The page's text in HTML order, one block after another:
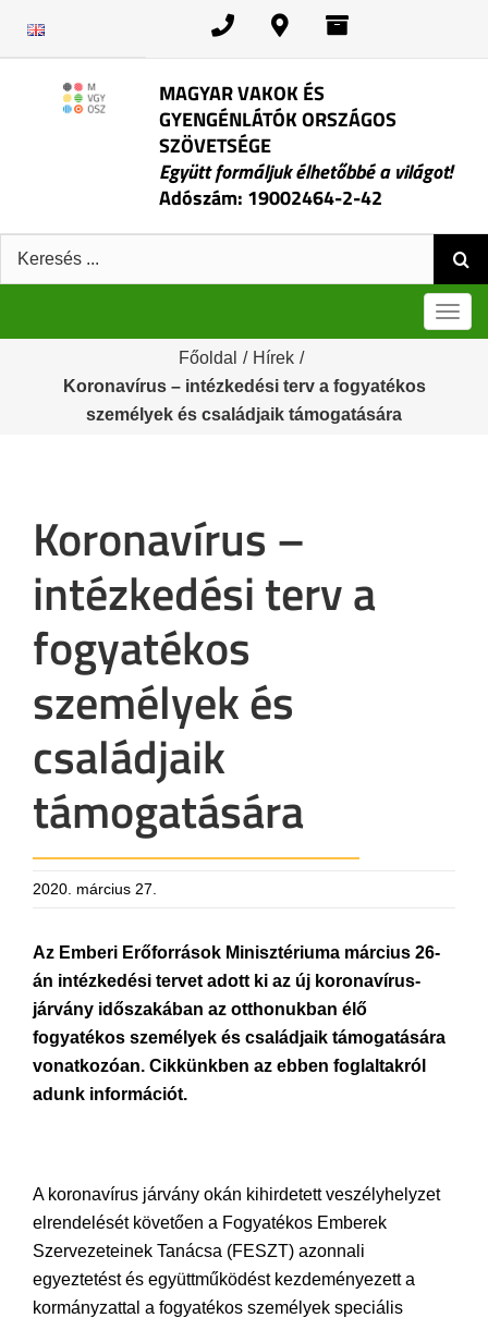
MAGYAR VAKOK ÉS
GYENGÉNLÁTÓK ORSZÁGOS
SZÖVETSÉGE
Együtt formáljuk élhetőbbé a világot!
Adószám: 19002464-2-42
Keresés:
Főoldal / Hírek /
Koronavírus – intézkedési terv a fogyatékos
személyek és családjaik támogatására
Koronavírus –
intézkedési terv a
fogyatékos
személyek és
családjaik
támogatására
2020. március 27.
Az Emberi Erőforrások Minisztériuma március 26-
án intézkedési tervet adott ki az új koronavírus-
járvány időszakában az otthonukban élő
fogyatékos személyek és családjaik támogatására
vonatkozóan. Cikkünkben az ebben foglaltakról
adunk információt.
A koronavírus járvány okán kihirdetett veszélyhelyzet
elrendelését követően a Fogyatékos Emberek
Szervezeteinek Tanácsa (FESZT) azonnali
egyeztetést és együttműködést kezdeményezett a
kormányzattal a fogyatékos személyek speciális